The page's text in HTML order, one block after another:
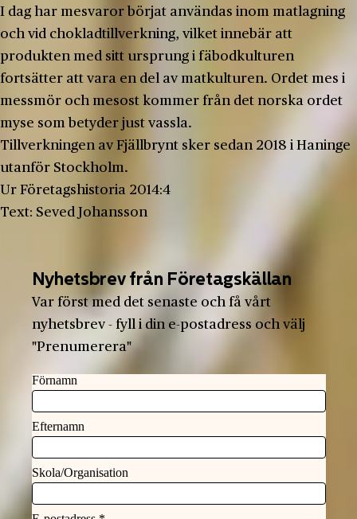
I dag har mesvaror börjat användas inom matlagning
och vid chokladtillverkning, vilket innebär att
produkten med sitt ursprung i fäbodkulturen
fortsätter att vara en del av matkulturen. Ordet mes i
messmör och mesost kommer från det norska ordet
myse som betyder just vassla.
Tillverkningen av Fjällbrynt sker sedan 2018 i Haninge
utanför Stockholm.
Ur Företagshistoria 2014:4
Text: Seved Johansson
Nyhetsbrev från Företagskällan
Var först med det senaste och få vårt
nyhetsbrev - fyll i din e-postadress och välj
"Prenumerera"